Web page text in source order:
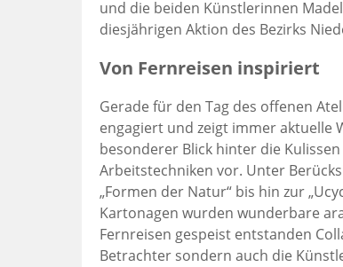
und die beiden Künstlerinnen
diesjährigen Aktion des Bezirks
Von Fernreisen inspiriert
Gerade für den Tag des offenen
engagiert und zeigt immer aktuelle
besonderer Blick hinter die
Arbeitstechniken vor. Unter
„Formen der Natur“ bis hin zur
Kartonagen wurden wunderbare
Fernreisen gespeist entstanden
Betrachter sondern auch die